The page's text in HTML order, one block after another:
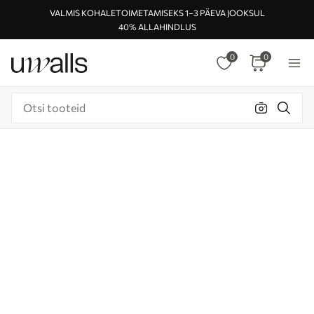
VALMIS KOHALETOIMETAMISEKS 1–3 PÄEVA JOOKSUL
40% ALLAHINDLUS
0 0